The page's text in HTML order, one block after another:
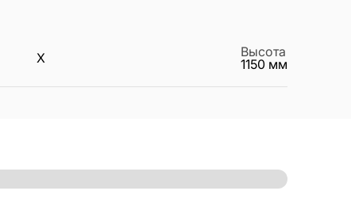
X
Высота
1150 мм